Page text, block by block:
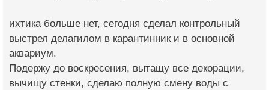
ихтика больше нет, сегодня сделал контрольный
выстрел делагилом в карантинник и в основной
аквариум.
Подержу до воскресения, вытащу все декорации,
вычищу стенки, сделаю полную смену воды с